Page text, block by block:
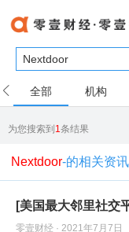
全部 机构
为您搜索到1条结果
Nextdoor-的相关资讯
[美国最大邻里社交
零壹财经 · 2021年7月7日